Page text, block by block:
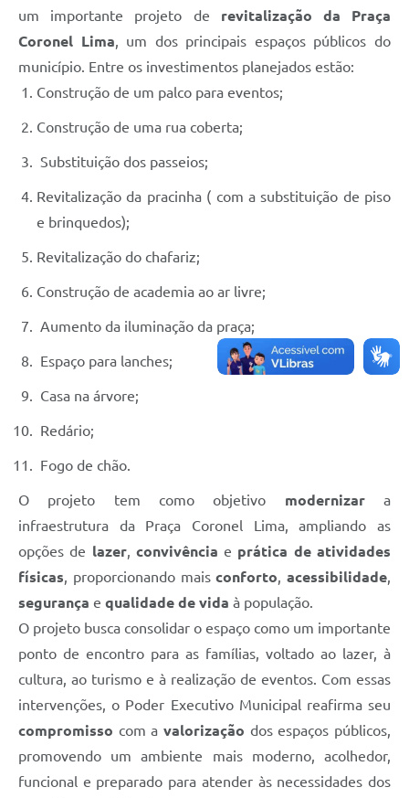
um importante projeto de revitalização da Praça
Coronel Lima, um dos principais espaços públicos do
município. Entre os investimentos planejados estão:
Construção de um palco para eventos;
Construção de uma rua coberta;
Substituição dos passeios;
Revitalização da pracinha ( com a substituição de piso
e brinquedos);
Revitalização do chafariz;
Construção de academia ao ar livre;
Aumento da iluminação da praça;
Espaço para lanches;
Casa na árvore;
Redário;
Fogo de chão.
O projeto tem como objetivo modernizara
infraestrutura da Praça Coronel Lima, ampliando as
opções de lazer, convivênciae prática de atividades
físicas, proporcionando maisconforto, acessibilidade,
segurança e qualidade de vida à população.
O projeto busca consolidar o espaço como um importante
ponto de encontro para as famílias, voltado ao lazer, à
cultura, ao turismo e à realização de eventos. Com essas
intervenções, o Poder Executivo Municipal reafirma seu
compromisso com avalorização dos espaços públicos,
promovendo um ambiente mais moderno, acolhedor,
funcional e preparado para atender às necessidades dos